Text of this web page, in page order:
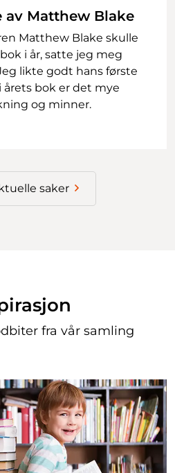
av Matthew Blake
Matthew Blake skulle
i år, satte jeg meg
likte godt hans første
i årets bok er det mye
og minner.
saker
fra vår samling